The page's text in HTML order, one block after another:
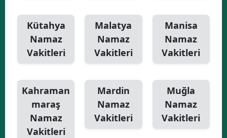
Kütahya
Namaz
Vakitleri
Malatya
Namaz
Vakitleri
Manisa
Namaz
Vakitleri
Kahraman
maraş
Namaz
Vakitleri
Mardin
Namaz
Vakitleri
Muğla
Namaz
Vakitleri